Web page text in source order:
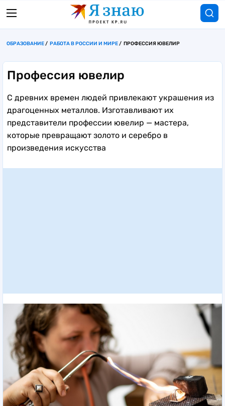
ОБРАЗОВАНИЕ РАБОТА В РОССИИ И МИРЕ ПРОФЕССИЯ ЮВЕЛИР
Профессия ювелир
С древних времен людей привлекают украшения из
драгоценных металлов. Изготавливают их
представители профессии ювелир — мастера,
которые превращают золото и серебро в
произведения искусства